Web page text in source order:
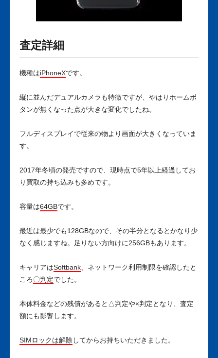
査定詳細
機種はiPhoneXです。
縦に並んだデュアルカメラも特徴ですが、やはりホームボ
タンが無くなった点が大きな変化でしたね。
フルディスプレイで従来の物より画面が大きくなっていま
す。
2017年冬頃の発売ですので、現時点で5年以上経過してお
り買取の持ち込みも多めです。
容量は64GBです。
最近は最少でも128GBなので、その半分となるとかなり少
なく感じますね。足りない方向けに256GBもあります。
キャリアはSoftbank 、ネットワーク利用制限を確認したと
ころ〇判定でした。
本体料金などの残債があると△判定や×判定となり、査定
額にも影響します。
SIMロックは解除 してからお持ちいただきました。